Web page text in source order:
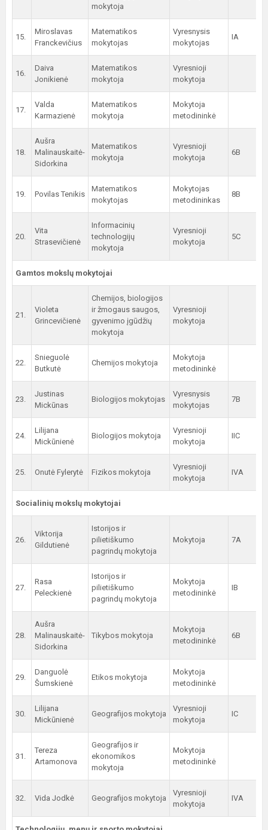
mokytoja
15.
Miroslavas
Franckevičius
Matematikos
mokytojas
Vyresnysis
mokytojas
IA
16.
Daiva
Jonikienė
Matematikos
mokytoja
Vyresnioji
mokytoja
17.
Valda
Karmazienė
Matematikos
mokytoja
Mokytoja
metodininkė
18.
Aušra
Malinauskaitė-
Sidorkina
Matematikos
mokytoja
Vyresnioji
mokytoja
6B
19. Povilas Tenikis
Matematikos
mokytojas
Mokytojas
metodininkas
8B
20.
Vita
Strasevičienė
Informacinių
technologijų
mokytoja
Vyresnioji
mokytoja
5C
Gamtos mokslų mokytojai
21.
Violeta
Grincevičienė
Chemijos, biologijos
ir žmogaus saugos,
gyvenimo įgūdžių
mokytoja
Vyresnioji
mokytoja
22.
Snieguolė
Butkutė
Chemijos mokytoja
Mokytoja
metodininkė
23.
Justinas
Mickūnas
Biologijos mokytojas
Vyresnysis
mokytojas
7B
24.
Lilijana
Mickūnienė
Biologijos mokytoja
Vyresnioji
mokytoja
IIC
25. Onutė Fylerytė Fizikos mokytoja
Vyresnioji
mokytoja
IVA
Socialinių mokslų mokytojai
26.
Viktorija
Gildutienė
Istorijos ir
pilietiškumo
pagrindų mokytoja
Mokytoja 7A
27.
Rasa
Peleckienė
Istorijos ir
pilietiškumo
pagrindų mokytoja
Mokytoja
metodininkė
IB
28.
Aušra
Malinauskaitė-
Sidorkina
Tikybos mokytoja
Mokytoja
metodininkė
6B
29.
Danguolė
Šumskienė
Etikos mokytoja
Mokytoja
metodininkė
30.
Lilijana
Mickūnienė
Geografijos mokytoja
Vyresnioji
mokytoja
IC
31.
Tereza
Artamonova
Geografijos ir
ekonomikos
mokytoja
Mokytoja
metodininkė
32. Vida Jodkė Geografijos mokytoja
Vyresnioji
mokytoja
IVA